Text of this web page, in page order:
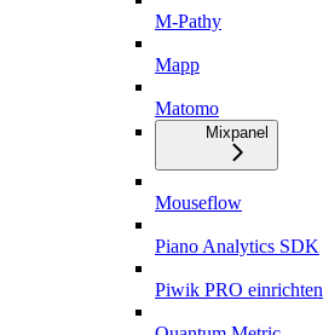
M-Pathy
Mapp
Matomo
Mixpanel
Mouseflow
Piano Analytics SDK
Piwik PRO einrichten